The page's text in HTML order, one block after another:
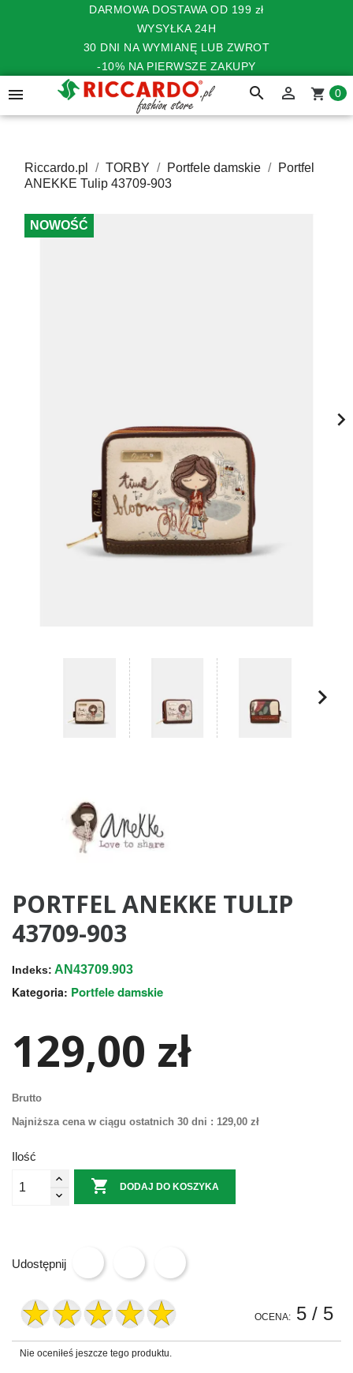
DARMOWA DOSTAWA OD 199 zł
WYSYŁKA 24H
30 DNI NA WYMIANĘ LUB ZWROT
-10% NA PIERWSZE ZAKUPY
 search  shopping_cart 0
Riccardo.pl TORBY Portfele damskie
Portfel
ANEKKE Tulip 43709-903
NOWOŚĆ

PORTFEL ANEKKE TULIP
43709-903
Indeks: AN43709.903
Kategoria: Portfele damskie
129,00 zł
Brutto
Najniższa cena w ciągu ostatnich 30 dni : 129,00 zł
Ilość
 DODAJ DO KOSZYKA
Udostępnij
OCENA: 5 / 5
Nie oceniłeś jeszcze tego produktu.